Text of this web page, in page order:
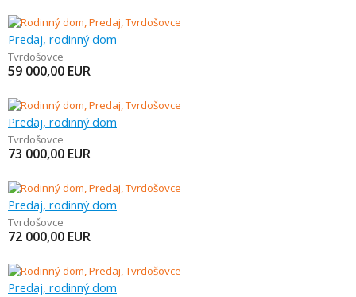
Predaj, rodinný dom
Tvrdošovce
59 000,00 EUR
Predaj, rodinný dom
Tvrdošovce
73 000,00 EUR
Predaj, rodinný dom
Tvrdošovce
72 000,00 EUR
Predaj, rodinný dom